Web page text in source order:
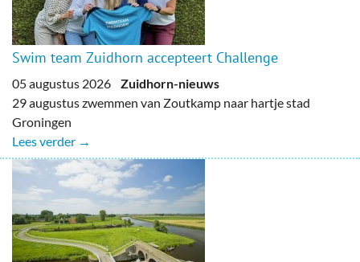
Swim team Zuidhorn accepteert Challenge
05 augustus 2026 Zuidhorn-nieuws
29 augustus zwemmen van Zoutkamp naar hartje stad
Groningen
Lees verder →